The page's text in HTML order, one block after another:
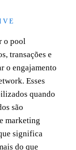
o pool
transações e
o engajamento
Esses
quando
são
marketing
significa
do que